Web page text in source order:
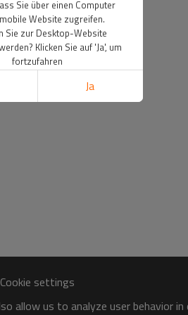
Cookie settings
allow us to analyze user behavior
Sie über einen Computer
Website zugreifen.
Sie zur Desktop-Website
Klicken Sie auf 'Ja', um
fortzufahren
Ja